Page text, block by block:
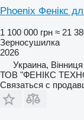
Phoenix Фенікс
1 100 000 грн ≈ 21
Зерносушилка
2026
Украина, Вінниця
ТОВ "ФЕНІКС
Связаться с